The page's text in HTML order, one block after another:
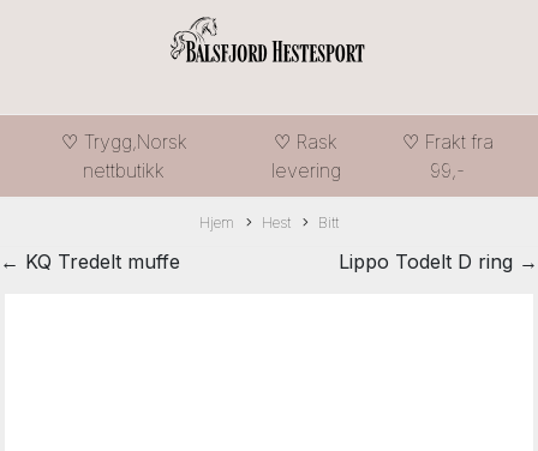
♡ Trygg,Norsk
nettbutikk
♡ Rask
levering
♡ Frakt fra
99,-
Hjem Hest Bitt
Lippo Todelt D ring →
← KQ Tredelt muffe